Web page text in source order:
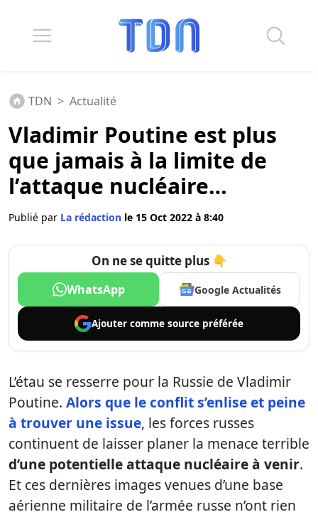
TDN > Actualité
Vladimir Poutine est plus
que jamais à la limite de
l’attaque nucléaire…
Publié par La rédaction le 15 Oct 2022 à 8:40
On ne se quitte plus 👇
WhatsApp Google Actualités
Ajouter comme source préférée
L’étau se resserre pour la Russie de Vladimir
Poutine. Alors que le conflit s’enlise et peine
à trouver une issue, les forces russes
continuent de laisser planer la menace terrible
d’une potentielle attaque nucléaire à venir.
Et ces dernières images venues d’une base
aérienne militaire de l’armée russe n’ont rien